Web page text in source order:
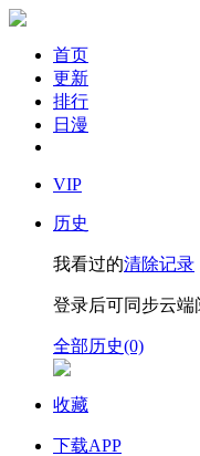
首页
更新
排行
日漫
VIP
历史
我看过的清除记录
登录后可同步云端
全部历史(0)
收藏
下载APP